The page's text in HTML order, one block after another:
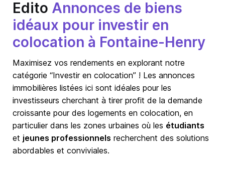
Edito Annonces de biens
idéaux pour investir en
colocation à Fontaine-Henry
Maximisez vos rendements en explorant notre
catégorie “Investir en colocation” ! Les annonces
immobilières listées ici sont idéales pour les
investisseurs cherchant à tirer profit de la demande
croissante pour des logements en colocation, en
particulier dans les zones urbaines où les étudiants
et jeunes professionnels recherchent des solutions
abordables et conviviales.